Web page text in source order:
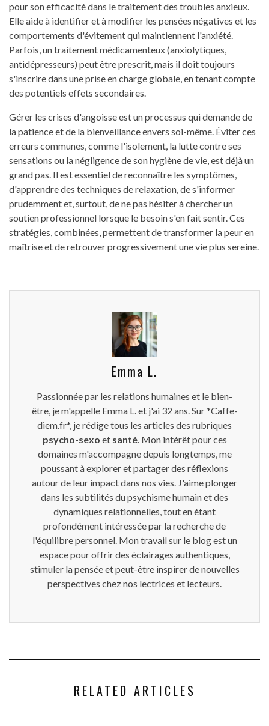
pour son efficacité dans le traitement des troubles anxieux.
Elle aide à identifier et à modifier les pensées négatives et les
comportements d'évitement qui maintiennent l'anxiété.
Parfois, un traitement médicamenteux (anxiolytiques,
antidépresseurs) peut être prescrit, mais il doit toujours
s'inscrire dans une prise en charge globale, en tenant compte
des potentiels effets secondaires.
Gérer les crises d'angoisse est un processus qui demande de
la patience et de la bienveillance envers soi-même. Éviter ces
erreurs communes, comme l'isolement, la lutte contre ses
sensations ou la négligence de son hygiène de vie, est déjà un
grand pas. Il est essentiel de reconnaître les symptômes,
d'apprendre des techniques de relaxation, de s'informer
prudemment et, surtout, de ne pas hésiter à chercher un
soutien professionnel lorsque le besoin s'en fait sentir. Ces
stratégies, combinées, permettent de transformer la peur en
maîtrise et de retrouver progressivement une vie plus sereine.
Emma L.
Passionnée par les relations humaines et le bien-
être, je m'appelle Emma L. et j'ai 32 ans. Sur *Caffe-
diem.fr*, je rédige tous les articles des rubriques
psycho-sexo et santé. Mon intérêt pour ces
domaines m'accompagne depuis longtemps, me
poussant à explorer et partager des réflexions
autour de leur impact dans nos vies. J'aime plonger
dans les subtilités du psychisme humain et des
dynamiques relationnelles, tout en étant
profondément intéressée par la recherche de
l'équilibre personnel. Mon travail sur le blog est un
espace pour offrir des éclairages authentiques,
stimuler la pensée et peut-être inspirer de nouvelles
perspectives chez nos lectrices et lecteurs.
RELATED ARTICLES